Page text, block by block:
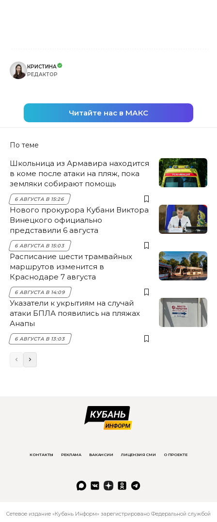
КРИСТИНА
РЕДАКТОР
Читайте нас в МАКС
По теме
Школьница из Армавира находится
в коме после атаки на пляж, пока
земляки собирают помощь
6 АВГУСТА В 15:26
Нового прокурора Кубани Виктора
Винецкого официально
представили 6 августа
6 АВГУСТА В 15:03
Расписание шести трамвайных
маршрутов изменится в
Краснодаре 7 августа
6 АВГУСТА В 14:09
Указатели к укрытиям на случай
атаки БПЛА появились на пляжах
Анапы
6 АВГУСТА В 13:03
КОНТАКТЫ РЕКЛАМА ВАКАНСИИ ЛИЦЕНЗИЯ СМИ О ПРОЕКТЕ
Сетевое издание «Кубань Информ» зарегистрировано Федеральной службой